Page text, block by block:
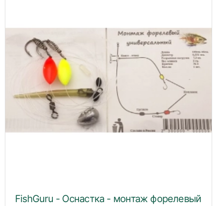
FishGuru - Оснастка - монтаж форелевый